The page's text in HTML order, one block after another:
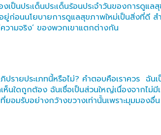
งเป็นประเด็นประเด็นร้อนประจำวันของการดูแ
ก่อนนโยบายการดูแลสุขภาพใหม่เป็นสิ่งที่ดี ส
วามจริง’ ของพวกเขาแตกต่างกัน
รายประเภทนี้หรือไม่? คำตอบคือเราควร ฉันเ
ใดถูกต้อง ฉันเชื่อเป็นส่วนใหญ่เนื่องจากไม่มีเ
อมรับอย่างกว้างขวางเท่านั้นเพราะมุมมองอื่